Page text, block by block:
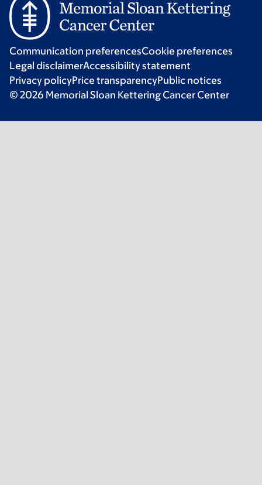
Communication preferencesCookie preferences
Legal disclaimerAccessibility statement
Privacy policyPrice transparencyPublic notices
© 2026 Memorial Sloan Kettering Cancer Center